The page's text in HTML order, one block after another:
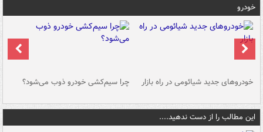
خودرو
خودروهای جدید شیائومی در راه بازار چرا سیم‌کشی خودرو ذوب می‌شود؟
این مطالب را از دست ندهید....